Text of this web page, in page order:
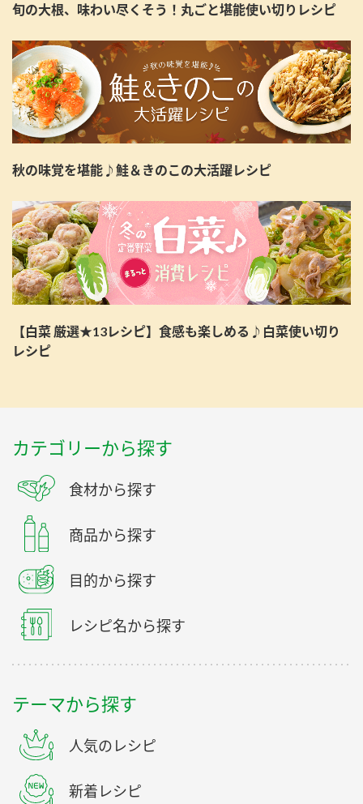
旬の大根、味わい尽くそう！丸ごと堪能使い切りレシピ
秋の味覚を堪能♪鮭＆きのこの大活躍レシピ
【白菜 厳選★13レシピ】食感も楽しめる♪白菜使い切り
レシピ
カテゴリーから探す
食材から探す
商品から探す
目的から探す
レシピ名から探す
テーマから探す
人気のレシピ
新着レシピ